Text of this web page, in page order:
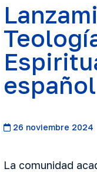
español
26 noviembre 2024
La comunidad